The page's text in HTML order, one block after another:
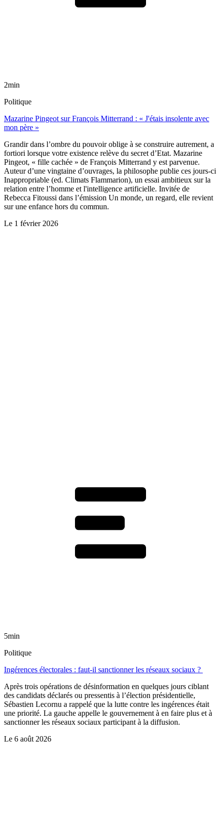
2min
Politique
Mazarine Pingeot sur François Mitterrand : « J'étais insolente avec
mon père »
Grandir dans l’ombre du pouvoir oblige à se construire autrement, a
fortiori lorsque votre existence relève du secret d’Etat. Mazarine
Pingeot, « fille cachée » de François Mitterrand y est parvenue.
Auteur d’une vingtaine d’ouvrages, la philosophe publie ces jours-ci
Inappropriable (ed. Climats Flammarion), un essai ambitieux sur la
relation entre l’homme et l'intelligence artificielle. Invitée de
Rebecca Fitoussi dans l’émission Un monde, un regard, elle revient
sur une enfance hors du commun.
Le 1 février 2026
5min
Politique
Ingérences électorales : faut-il sanctionner les réseaux sociaux ?
Après trois opérations de désinformation en quelques jours ciblant
des candidats déclarés ou pressentis à l’élection présidentielle,
Sébastien Lecornu a rappelé que la lutte contre les ingérences était
une priorité. La gauche appelle le gouvernement à en faire plus et à
sanctionner les réseaux sociaux participant à la diffusion.
Le 6 août 2026